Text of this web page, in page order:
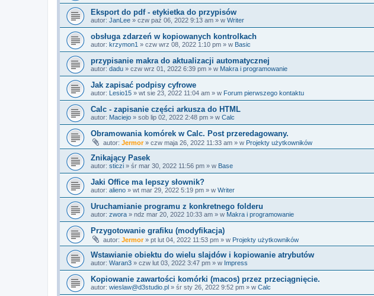
Eksport do pdf - etykietka do przypisów
autor: JanLee » czw paź 06, 2022 9:13 am » w Writer
obsługa zdarzeń w kopiowanych kontrolkach
autor: krzymon1 » czw wrz 08, 2022 1:10 pm » w Basic
przypisanie makra do aktualizacji automatycznej
autor: dadu » czw wrz 01, 2022 6:39 pm » w Makra i programowanie
Jak zapisać podpisy cyfrowe
autor: Lesio15 » wt sie 23, 2022 11:04 am » w Forum pierwszego kontaktu
Calc - zapisanie części arkusza do HTML
autor: Maciejo » sob lip 02, 2022 2:48 pm » w Calc
Obramowania komórek w Calc. Post przeredagowany.
autor: Jermor» czw maja 26, 2022 11:33 am » w Projekty użytkowników
Znikający Pasek
autor: sticzi » śr mar 30, 2022 11:56 pm » w Base
Jaki Office ma lepszy słownik?
autor: alieno » wt mar 29, 2022 5:19 pm » w Writer
Uruchamianie programu z konkretnego folderu
autor: zwora » ndz mar 20, 2022 10:33 am » w Makra i programowanie
Przygotowanie grafiku (modyfikacja)
autor: Jermor» pt lut 04, 2022 11:53 pm » w Projekty użytkowników
Wstawianie obiektu do wielu slajdów i kopiowanie atrybutów
autor: Waran3 » czw lut 03, 2022 3:47 pm » w Impress
Kopiowanie zawartości komórki (macos) przez przeciągnięcie.
autor: wieslaw@d3studio.pl » śr sty 26, 2022 9:52 pm » w Calc